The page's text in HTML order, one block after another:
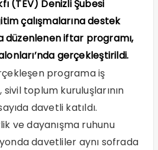
(TEV) Denizli Şubesi
çalışmalarına destek
düzenlenen iftar programı,
gerçekleştirildi.
programa iş
toplum kuruluşlarının
davetli katıldı.
ve dayanışma ruhunu
davetliler aynı sofrada